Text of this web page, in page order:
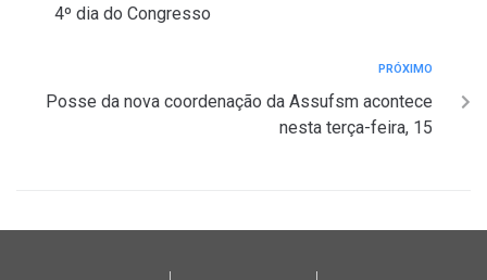
4º dia do Congresso
PRÓXIMO
Posse da nova coordenação da Assufsm acontece
nesta terça-feira, 15